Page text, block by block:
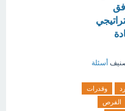
أسئلة
وقدرات
الفرص